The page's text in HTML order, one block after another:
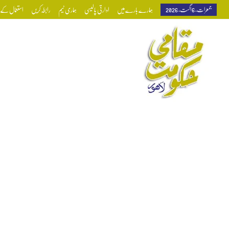
جمعرات, 6 اگست, 2026 ہمارے بارے میں ادارتی پالیسی ہماری ٹیم رابطہ کریں استعمال کے